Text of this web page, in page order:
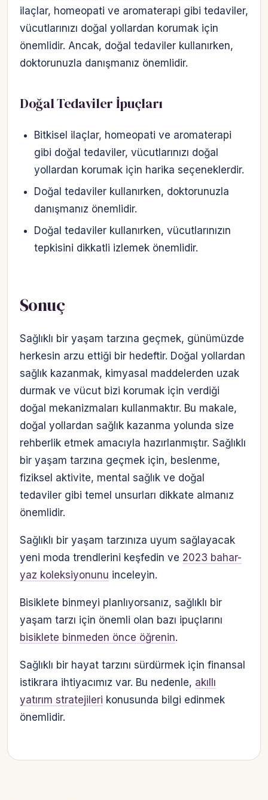
ilaçlar, homeopati ve aromaterapi gibi tedaviler,
vücutlarınızı doğal yollardan korumak için
önemlidir. Ancak, doğal tedaviler kullanırken,
doktorunuzla danışmanız önemlidir.
Doğal Tedaviler İpuçları
Bitkisel ilaçlar, homeopati ve aromaterapi
gibi doğal tedaviler, vücutlarınızı doğal
yollardan korumak için harika seçeneklerdir.
Doğal tedaviler kullanırken, doktorunuzla
danışmanız önemlidir.
Doğal tedaviler kullanırken, vücutlarınızın
tepkisini dikkatli izlemek önemlidir.
Sonuç
Sağlıklı bir yaşam tarzına geçmek, günümüzde
herkesin arzu ettiği bir hedeftir. Doğal yollardan
sağlık kazanmak, kimyasal maddelerden uzak
durmak ve vücut bizi korumak için verdiği
doğal mekanizmaları kullanmaktır. Bu makale,
doğal yollardan sağlık kazanma yolunda size
rehberlik etmek amacıyla hazırlanmıştır. Sağlıklı
bir yaşam tarzına geçmek için, beslenme,
fiziksel aktivite, mental sağlık ve doğal
tedaviler gibi temel unsurları dikkate almanız
önemlidir.
Sağlıklı bir yaşam tarzınıza uyum sağlayacak
yeni moda trendlerini keşfedin ve 2023 bahar-
yaz koleksiyonunu inceleyin.
Bisiklete binmeyi planlıyorsanız, sağlıklı bir
yaşam tarzı için önemli olan bazı ipuçlarını
bisiklete binmeden önce öğrenin.
Sağlıklı bir hayat tarzını sürdürmek için finansal
istikrara ihtiyacımız var. Bu nedenle, akıllı
yatırım stratejileri konusunda bilgi edinmek
önemlidir.